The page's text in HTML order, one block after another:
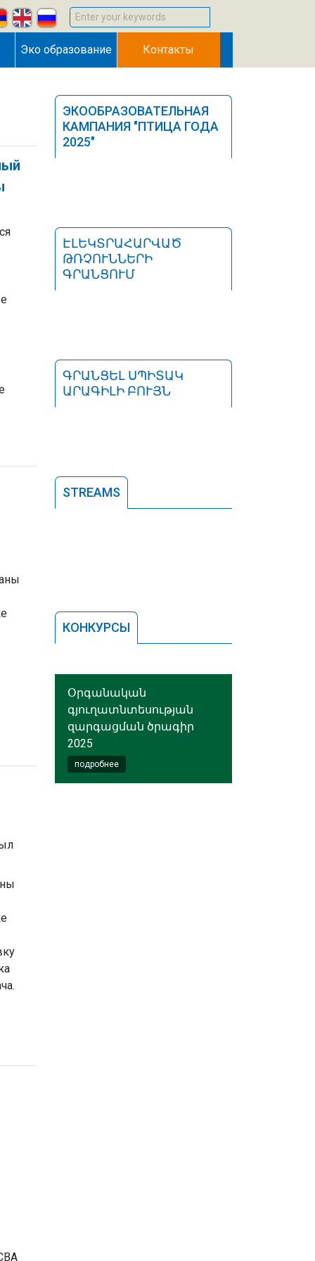
Enter your keywords
Эко образование Контакты
ЭКООБРАЗОВАТЕЛЬНАЯ
КАМПАНИЯ "ПТИЦА ГОДА
2025"
ԷԼԵԿՏՐԱՀԱՐՎԱԾ
ԹՌՉՈՒՆՆԵՐԻ
ԳՐԱՆՑՈՒՄ
ԳՐԱՆՑԵԼ ՍՊԻՏԱԿ
ԱՐԱԳԻԼԻ ԲՈՒՅՆ
STREAMS
КОНКУРСЫ
Օրգանական
գյուղատնտեսության
զարգացման ծրագիր
2025
подробнее